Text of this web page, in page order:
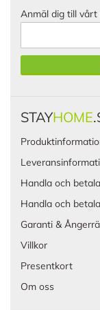
Anmäl dig till vårt
STAYHOME
Handla och
Handla och
Garanti &
Villkor
Presentkort
Om oss